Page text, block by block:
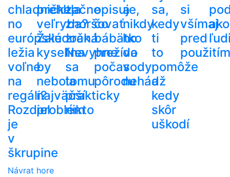
chladničke,
no
európske
ležia
voľne
na
regáli?
Rozdiel
je
v
škrupine
prehltla
veľryba?
Žalúdočná
kyselina
by
nebola
najväčší
problém
začne
zhoršovať
zrak.
Nevyhne
sa
tomu
prakticky
nikto
opisuje,
čo
bábätko
prežíva
počas
pôrodu
a
nikdy
ho
do
vody
nehádž
sa,
kedy
ti
to
pomôže
a
kedy
skôr
uškodí
si
všímaj
pred
použitím
ako
Návrat hore